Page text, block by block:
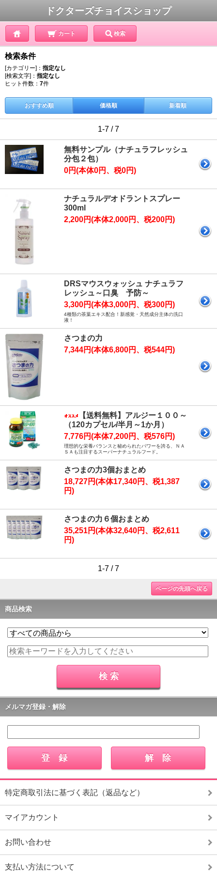
ドクターズチョイスショップ
カート 検索
検索条件
[カテゴリー]： 指定なし
[検索文字]： 指定なし
ヒット件数： 7件
おすすめ順 価格順 新着順
1-7 / 7
無料サンプル（ナチュラフレッシュ
分包２包）
0円(本体0円、税0円)
ナチュラルデオドラントスプレー
300ml
2,200円(本体2,000円、税200円)
DRSマウスウォッシュ ナチュラフ
レッシュ～口臭 予防～
3,300円(本体3,000円、税300円)
4種類の茶葉エキス配合！新感覚・天然成分主体の洗口
液！
さつまの力
7,344円(本体6,800円、税544円)
【送料無料】アルジー１００～
（120カプセル/半月～1か月）
7,776円(本体7,200円、税576円)
理想的な栄養バランスと秘められたパワーを誇る、ＮＡ
ＳＡも注目するスーパーナチュラルフード。
さつまの力3個おまとめ
18,727円(本体17,340円、税1,387
円)
さつまの力６個おまとめ
35,251円(本体32,640円、税2,611
円)
1-7 / 7
ページの先頭へ戻る
商品検索
メルマガ登録・解除
特定商取引法に基づく表記（返品など）
マイアカウント
お問い合わせ
支払い方法について